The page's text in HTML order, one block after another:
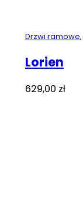
Drzwi ramowe,
Lorien
629,00 zł